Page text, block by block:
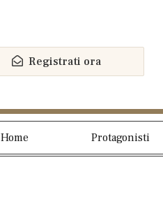
Registrati ora
Home Protagonisti